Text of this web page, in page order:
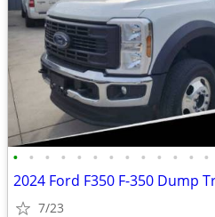
• • • • • • • • • • • • •
7/23